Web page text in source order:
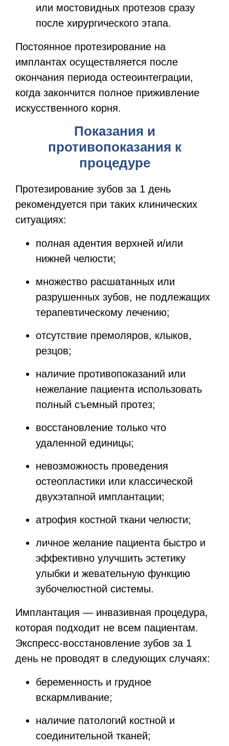
или мостовидных протезов сразу
после хирургического этапа.
Постоянное протезирование на
имплантах осуществляется после
окончания периода остеоинтеграции,
когда закончится полное приживление
искусственного корня.
Показания и
противопоказания к
процедуре
Протезирование зубов за 1 день
рекомендуется при таких клинических
ситуациях:
полная адентия верхней и/или
нижней челюсти;
множество расшатанных или
разрушенных зубов, не подлежащих
терапевтическому лечению;
отсутствие премоляров, клыков,
резцов;
наличие противопоказаний или
нежелание пациента использовать
полный съемный протез;
восстановление только что
удаленной единицы;
невозможность проведения
остеопластики или классической
двухэтапной имплантации;
атрофия костной ткани челюсти;
личное желание пациента быстро и
эффективно улучшить эстетику
улыбки и жевательную функцию
зубочелюстной системы.
Имплантация — инвазивная процедура,
которая подходит не всем пациентам.
Экспресс-восстановление зубов за 1
день не проводят в следующих случаях:
беременность и грудное
вскармливание;
наличие патологий костной и
соединительной тканей;